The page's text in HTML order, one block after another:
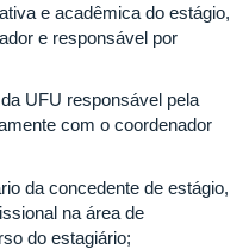
e acadêmica do estágio,
e responsável por
UFU responsável pela
com o coordenador
da concedente de estágio,
na área de
do estagiário;